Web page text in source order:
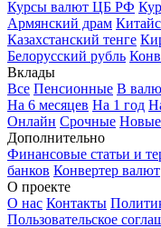
Курсы валют ЦБ РФ
Армянский драм
Казахстанский тенге
Белорусский рубль
Вклады
Все Пенсионные В
На 6 месяцев На 1 год
Онлайн Срочные Новые
Дополнительно
Финансовые статьи и
банков Конвертер валют
О проекте
О нас Контакты
Пользовательское